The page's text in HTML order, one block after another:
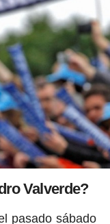
Valverde?
pasado sábado